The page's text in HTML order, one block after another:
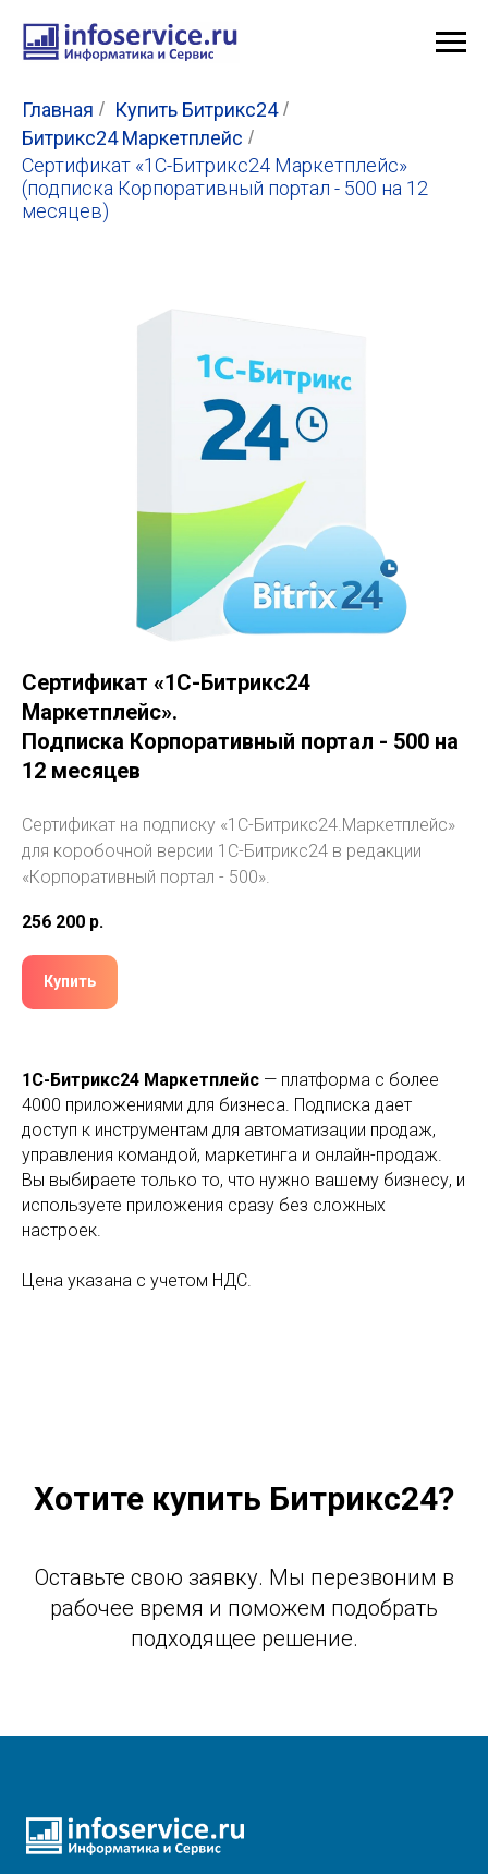
Главная / Купить Битрикс24 /
Битрикс24 Маркетплейс /
Сертификат «1С-Битрикс24 Маркетплейс»
(подписка Корпоративный портал - 500 на 12
месяцев)
Сертификат «1С-Битрикс24
Маркетплейс».
Подписка Корпоративный портал - 500 на
12 месяцев
Сертификат на подписку «1С-Битрикс24.Маркетплейс»
для коробочной версии 1С-Битрикс24 в редакции
«Корпоративный портал - 500».
256 200 р.
Купить
1С-Битрикс24 Маркетплейс — платформа с более
4000 приложениями для бизнеса. Подписка дает
доступ к инструментам для автоматизации продаж,
управления командой, маркетинга и онлайн-продаж.
Вы выбираете только то, что нужно вашему бизнесу, и
используете приложения сразу без сложных
настроек.
Цена указана с учетом НДС.
Хотите купить Битрикс24?
Оставьте свою заявку. Мы перезвоним в
рабочее время и поможем подобрать
подходящее решение.